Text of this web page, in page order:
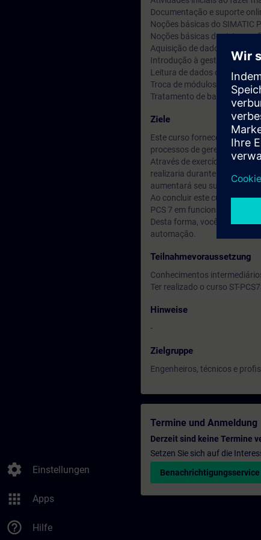
settings Einstellungen
apps Apps
help_outline Hilfe
Documentação e suporte
Noções básicas do SIMATIC
Noções básicas de sistemas
Aquisição de dados de
Introdução à gestão
Leitura de dados de
Troca de módulos e
Tratamento de backups de
Ziele
Este curso fornece
processos de gerenciamento
Através de exercícios
realizaria durante a
aumentará seu sucesso de
Ao concluir este curso, você
PCS 7 em funcionamento e
Desta forma, você permitirá
automação.
Teilnahmevoraussetzung
Conhecimentos
Ter realizado o curso ST-
Hinweise
-
Zielgruppe
Engenheiros, técnicos e
Termine und Anmeldung
Derzeit sind keine Termine
Setzen Sie sich auf die